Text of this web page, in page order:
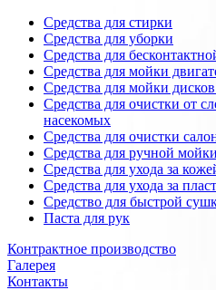
Средства для стирки
Средства для уборки
Средства для
Средства для мойки
Средства для мойки
Средства для очистки от
насекомых
Средства для очистки
Средства для ручной
Средства для ухода за
Средства для ухода за
Средство для быстрой
Паста для рук
Контрактное производство
Галерея
Контакты